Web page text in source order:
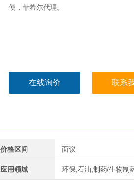
便，菲希尔代理。
在线询价 联系
价格区间 面议
应用领域 环保,石油,制药/生物制